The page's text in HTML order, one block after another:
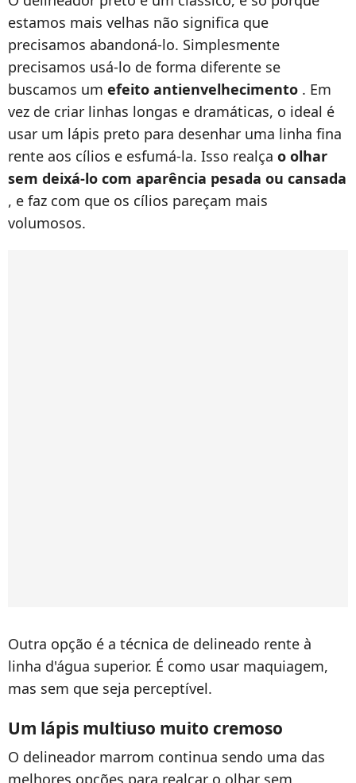
estamos mais velhas não significa que
precisamos abandoná-lo. Simplesmente
precisamos usá-lo de forma diferente se
buscamos um efeito antienvelhecimento . Em
vez de criar linhas longas e dramáticas, o ideal é
usar um lápis preto para desenhar uma linha fina
rente aos cílios e esfumá-la. Isso realça o olhar
sem deixá-lo com aparência pesada ou cansada
, e faz com que os cílios pareçam mais
volumosos.
Outra opção é a técnica de delineado rente à
linha d'água superior. É como usar maquiagem,
mas sem que seja perceptível.
Um lápis multiuso muito cremoso
O delineador marrom continua sendo uma das
melhores opções para realçar o olhar sem